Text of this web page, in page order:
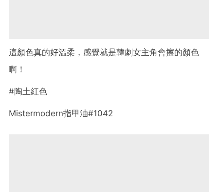
這顏色真的好溫柔，感覺就是韓劇女主角會擦的顏色
啊！
#陶土紅色
Mistermodern指甲油#1042